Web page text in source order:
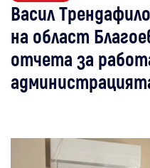
Васил
на област
отчета за